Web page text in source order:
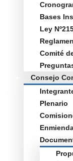
Bases
Ley
Comité
Consejo
Plenario